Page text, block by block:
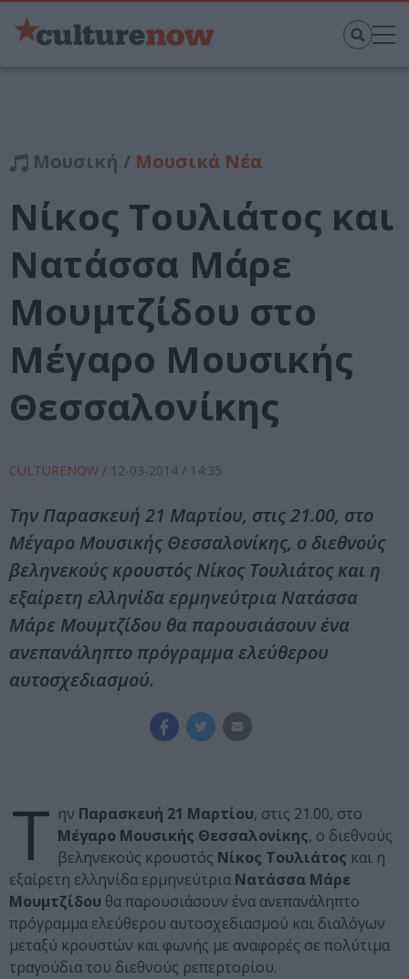
Μουσική / Μουσικά Νέα
Νίκος Τουλιάτος και
Νατάσσα Μάρε
Μουμτζίδου στο
Μέγαρο Μουσικής
Θεσσαλονίκης
CULTURENOW / 12-03-2014 / 14:35
Την Παρασκευή 21 Μαρτίου, στις 21.00, στο
Μέγαρο Μουσικής Θεσσαλονίκης, ο διεθνούς
βεληνεκούς κρουστός Νίκος Τουλιάτος και η
εξαίρετη ελληνίδα ερμηνεύτρια Νατάσσα
Μάρε Μουμτζίδου θα παρουσιάσουν ένα
ανεπανάληπτο πρόγραμμα ελεύθερου
αυτοσχεδιασμού.
Τ ην Παρασκευή 21 Μαρτίου, στις 21.00, στο
Μέγαρο Μουσικής Θεσσαλονίκης, ο διεθνούς
βεληνεκούς κρουστός Νίκος Τουλιάτος και η
εξαίρετη ελληνίδα ερμηνεύτρια Νατάσσα Μάρε
Μουμτζίδου θα παρουσιάσουν ένα ανεπανάληπτο
πρόγραμμα ελεύθερου αυτοσχεδιασμού και διαλόγων
μεταξύ κρουστών και φωνής με αναφορές σε πολύτιμα
τραγούδια του διεθνούς ρεπερτορίου.